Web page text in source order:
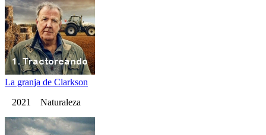
La granja de Clarkson
2021 Naturaleza